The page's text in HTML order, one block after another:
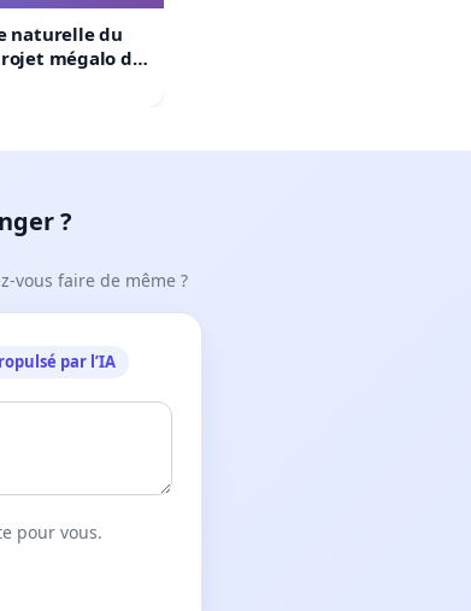
naturelle du
mégalo du
?
vous faire de même ?
par l’IA
pour vous.